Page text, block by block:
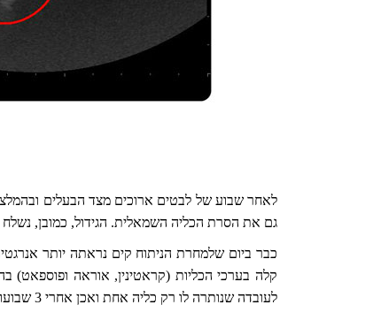
גם את הסרת הכליה השמאלית. הגידול, כמובן, נשלח
כבר ביום שלמחרת הניתוח קים נראתה יותר
קלה בערכי הכליות (קראטינין, אוראה ופוספאט)
לעובדה שנותרה לו רק כליה אחת ואכן אחרי 3 שבועות, כאשר חזרנו על בדיקות הדם, ראינו שיפור והתייצבות של ערכי הכליה.